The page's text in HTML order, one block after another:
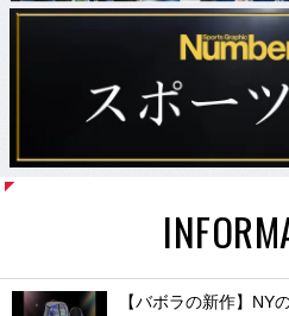
【バボラの新作】NY